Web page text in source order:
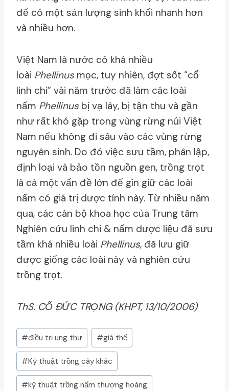
để có một sản lượng sinh khối nhanh hơn
và nhiều hơn.
Việt Nam là nước có khá nhiều
loài Phellinus mọc, tuy nhiên, đợt sốt “cổ
linh chi” vài năm trước đã làm các loài
nấm Phellinus bị vạ lây, bị tận thu và gần
như rất khó gặp trong vùng rừng núi Việt
Nam nếu không đi sâu vào các vùng rừng
nguyên sinh. Do đó việc sưu tầm, phân lập,
định loại và bảo tồn nguồn gen, trồng trọt
là cả một vấn đề lớn để gìn giữ các loài
nấm có giá trị dược tính này. Từ nhiều năm
qua, các cán bộ khoa học của Trung tâm
Nghiên cứu linh chi & nấm dược liệu đã sưu
tầm khá nhiều loài Phellinus, đã lưu giữ
được giống các loài này và nghiên cứu
trồng trọt.
ThS. CỔ ĐỨC TRỌNG (KHPT, 13/10/2006)
Post
Tags:
#điều trị ung thư #giá thể
#Kỹ thuật trồng cây khác
#kỹ thuật trồng nấm thượng hoàng